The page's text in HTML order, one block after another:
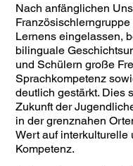
Nach anfänglichen
Lernens eingelassen,
bilinguale
und Schülern große
Sprachkompetenz
deutlich gestärkt. Dies
Zukunft der
in der grenznahen
Wert auf interkulturelle
Kompetenz.